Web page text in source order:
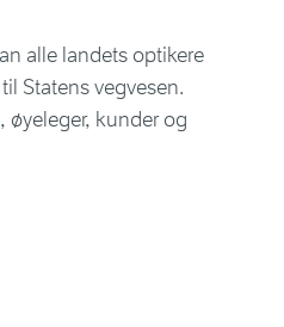
alle landets optikere
Statens vegvesen.
øyeleger, kunder og